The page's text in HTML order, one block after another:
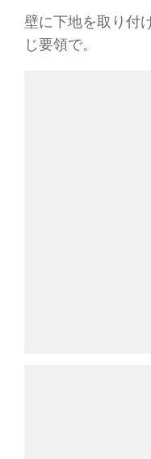
壁に下地を取り付
じ要領で。